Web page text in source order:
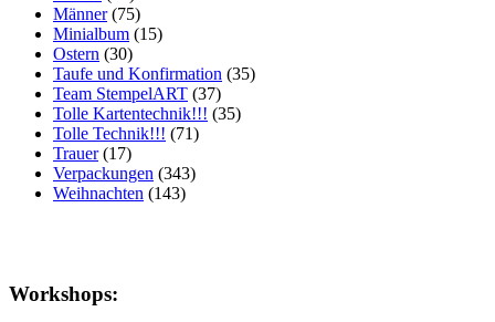
Männer(75)
Minialbum (15)
Ostern (30)
Taufe und Konfirmation (35)
Team StempelART (37)
Tolle Kartentechnik!!! (35)
Tolle Technik!!! (71)
Trauer(17)
Verpackungen (343)
Weihnachten (143)
Workshops: